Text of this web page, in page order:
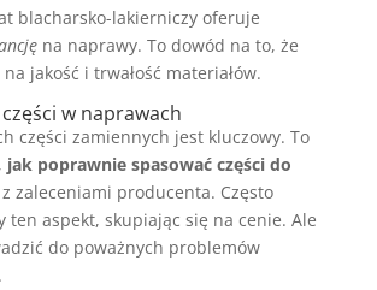
blacharsko-lakierniczy oferuje
na naprawy. To dowód na to, że
jakość i trwałość materiałów.
w naprawach
części zamiennych jest kluczowy. To
jak poprawnie spasować części do
zaleceniami producenta. Często
ten aspekt, skupiając się na cenie. Ale
do poważnych problemów